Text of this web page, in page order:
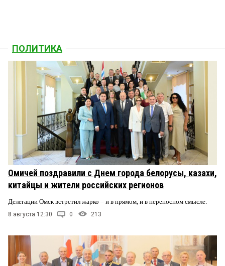
ПОЛИТИКА
Омичей поздравили с Днем города белорусы, казахи,
китайцы и жители российских регионов
Делегации Омск встретил жарко – и в прямом, и в переносном смысле.
8 августа 12:30 0 213